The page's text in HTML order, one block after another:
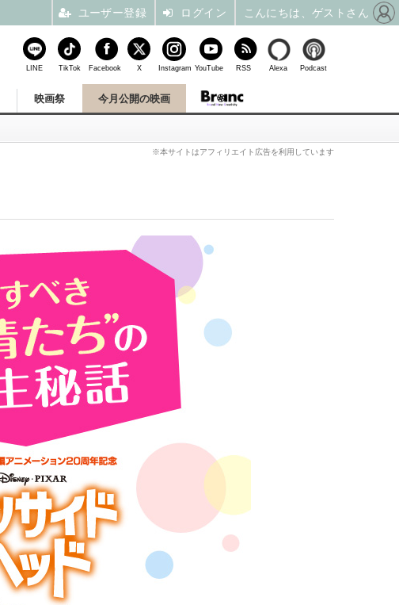
映画祭 今月公開の映画
※本サイトはアフィリエイト広告を利用しています
LINE TikTok Facebook X Instagram YouTube RSS Alexa Podcast
ユーザー登録 ログイン こんにちは、ゲストさん